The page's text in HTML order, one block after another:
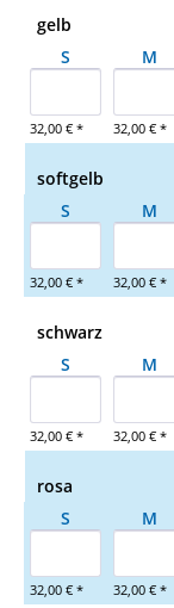
gelb
S
32,00 € *
M
32,00 € *
softgelb
S
32,00 € *
M
32,00 € *
schwarz
S
32,00 € *
M
32,00 € *
rosa
S
32,00 € *
M
32,00 € *